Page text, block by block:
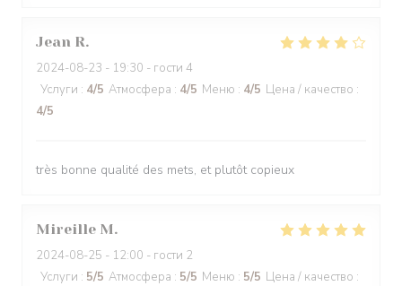
Jean R
2024-08-23 - 19:30 - гости 4
Услуги : 4/5 Атмосфера : 4/5 Меню : 4/5 Цена / качество :
4/5
très bonne qualité des mets, et plutôt copieux
Mireille M
2024-08-25 - 12:00 - гости 2
Услуги : 5/5 Атмосфера : 5/5 Меню : 5/5 Цена / качество :